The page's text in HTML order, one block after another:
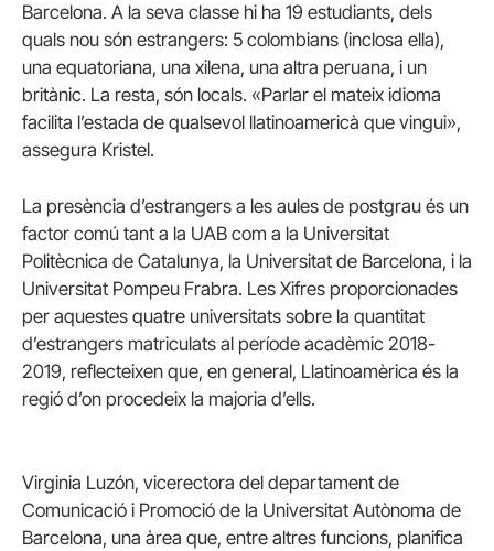
Barcelona. A la seva classe hi ha 19 estudiants, dels
quals nou són estrangers: 5 colombians (inclosa ella),
una equatoriana, una xilena, una altra peruana, i un
britànic. La resta, són locals. «Parlar el mateix idioma
facilita l’estada de qualsevol llatinoamericà que vingui»,
assegura Kristel.
La presència d’estrangers a les aules de postgrau és un
factor comú tant a la UAB com a la Universitat
Politècnica de Catalunya, la Universitat de Barcelona, i la
Universitat Pompeu Frabra. Les Xifres proporcionades
per aquestes quatre universitats sobre la quantitat
d’estrangers matriculats al període acadèmic 2018-
2019, reflecteixen que, en general, Llatinoamèrica és la
regió d’on procedeix la majoria d’ells.
Virginia Luzón, vicerectora del departament de
Comunicació i Promoció de la Universitat Autònoma de
Barcelona, una àrea que, entre altres funcions, planifica